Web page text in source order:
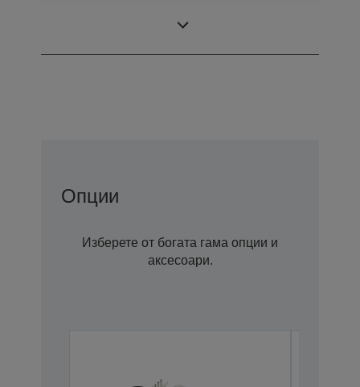
Опции
Изберете от богата гама опции и
аксесоари.